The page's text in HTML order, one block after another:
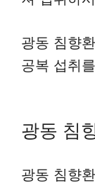
광동 침향
공복 섭취
광동 침
광동 침향